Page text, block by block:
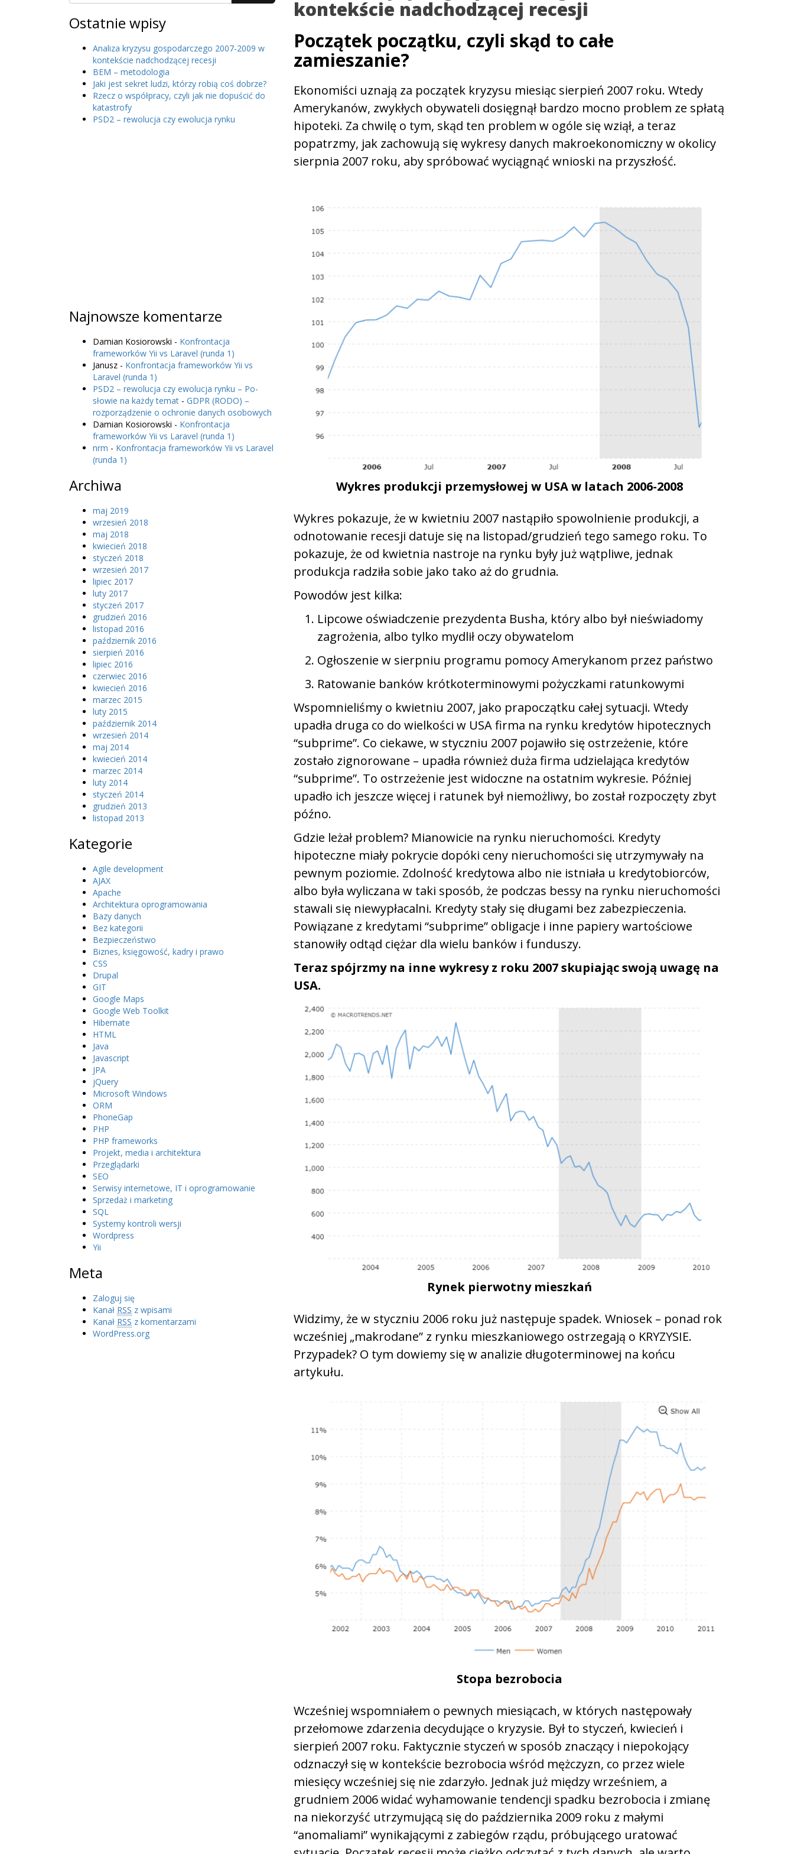
Ostatnie wpisy
Analiza kryzysu gospodarczego 2007-2009 w
kontekście nadchodzącej recesji
BEM – metodologia
Jaki jest sekret ludzi, którzy robią coś dobrze?
Rzecz o współpracy, czyli jak nie dopuścić do
katastrofy
PSD2 – rewolucja czy ewolucja rynku
Najnowsze komentarze
Damian Kosiorowski - Konfrontacja
frameworków Yii vs Laravel (runda 1)
Janusz - Konfrontacja frameworków Yii vs
Laravel (runda 1)
PSD2 – rewolucja czy ewolucja rynku – Po-
słowie na każdy temat - GDPR (RODO) –
rozporządzenie o ochronie danych osobowych
Damian Kosiorowski - Konfrontacja
frameworków Yii vs Laravel (runda 1)
nrm - Konfrontacja frameworków Yii vs Laravel
(runda 1)
Archiwa
maj 2019
wrzesień 2018
maj 2018
kwiecień 2018
styczeń 2018
wrzesień 2017
lipiec 2017
luty 2017
styczeń 2017
grudzień 2016
listopad 2016
październik 2016
sierpień 2016
lipiec 2016
czerwiec 2016
kwiecień 2016
marzec 2015
luty 2015
październik 2014
wrzesień 2014
maj 2014
kwiecień 2014
marzec 2014
luty 2014
styczeń 2014
grudzień 2013
listopad 2013
Kategorie
Agile development
AJAX
Apache
Architektura oprogramowania
Bazy danych
Bez kategorii
Bezpieczeństwo
Biznes, księgowość, kadry i prawo
CSS
Drupal
GIT
Google Maps
Google Web Toolkit
Hibernate
HTML
Java
Javascript
JPA
jQuery
Microsoft Windows
ORM
PhoneGap
PHP
PHP frameworks
Projekt, media i architektura
Przeglądarki
SEO
Serwisy internetowe, IT i oprogramowanie
Sprzedaż i marketing
SQL
Systemy kontroli wersji
Wordpress
Yii
Meta
Zaloguj się
Kanał RSS z wpisami
Kanał RSS z komentarzami
WordPress.org
kontekście nadchodzącej recesji
Początek początku, czyli skąd to całe
zamieszanie?
Ekonomiści uznają za początek kryzysu miesiąc sierpień 2007 roku. Wtedy
Amerykanów, zwykłych obywateli dosięgnął bardzo mocno problem ze spłatą
hipoteki. Za chwilę o tym, skąd ten problem w ogóle się wziął, a teraz
popatrzmy, jak zachowują się wykresy danych makroekonomiczny w okolicy
sierpnia 2007 roku, aby spróbować wyciągnąć wnioski na przyszłość.
Wykres produkcji przemysłowej w USA w latach 2006-2008
Wykres pokazuje, że w kwietniu 2007 nastąpiło spowolnienie produkcji, a
odnotowanie recesji datuje się na listopad/grudzień tego samego roku. To
pokazuje, że od kwietnia nastroje na rynku były już wątpliwe, jednak
produkcja radziła sobie jako tako aż do grudnia.
Powodów jest kilka:
Lipcowe oświadczenie prezydenta Busha, który albo był nieświadomy
zagrożenia, albo tylko mydlił oczy obywatelom
Ogłoszenie w sierpniu programu pomocy Amerykanom przez państwo
Ratowanie banków krótkoterminowymi pożyczkami ratunkowymi
Wspomnieliśmy o kwietniu 2007, jako prapoczątku całej sytuacji. Wtedy
upadła druga co do wielkości w USA firma na rynku kredytów hipotecznych
“subprime”. Co ciekawe, w styczniu 2007 pojawiło się ostrzeżenie, które
zostało zignorowane – upadła również duża firma udzielająca kredytów
“subprime”. To ostrzeżenie jest widoczne na ostatnim wykresie. Później
upadło ich jeszcze więcej i ratunek był niemożliwy, bo został rozpoczęty zbyt
późno.
Gdzie leżał problem? Mianowicie na rynku nieruchomości. Kredyty
hipoteczne miały pokrycie dopóki ceny nieruchomości się utrzymywały na
pewnym poziomie. Zdolność kredytowa albo nie istniała u kredytobiorców,
albo była wyliczana w taki sposób, że podczas bessy na rynku nieruchomości
stawali się niewypłacalni. Kredyty stały się długami bez zabezpieczenia.
Powiązane z kredytami “subprime” obligacje i inne papiery wartościowe
stanowiły odtąd ciężar dla wielu banków i funduszy.
Teraz spójrzmy na inne wykresy z roku 2007 skupiając swoją uwagę na
USA.
Rynek pierwotny mieszkań
Widzimy, że w styczniu 2006 roku już następuje spadek. Wniosek – ponad rok
wcześniej „makrodane” z rynku mieszkaniowego ostrzegają o KRYZYSIE.
Przypadek? O tym dowiemy się w analizie długoterminowej na końcu
artykułu.
Stopa bezrobocia
Wcześniej wspomniałem o pewnych miesiącach, w których następowały
przełomowe zdarzenia decydujące o kryzysie. Był to styczeń, kwiecień i
sierpień 2007 roku. Faktycznie styczeń w sposób znaczący i niepokojący
odznaczył się w kontekście bezrobocia wśród mężczyzn, co przez wiele
miesięcy wcześniej się nie zdarzyło. Jednak już między wrześniem, a
grudniem 2006 widać wyhamowanie tendencji spadku bezrobocia i zmianę
na niekorzyść utrzymującą się do października 2009 roku z małymi
“anomaliami” wynikającymi z zabiegów rządu, próbującego uratować